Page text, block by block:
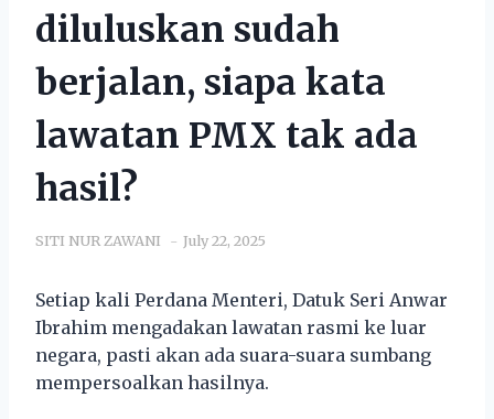
diluluskan sudah
berjalan, siapa kata
lawatan PMX tak ada
hasil?
SITI NUR ZAWANI July 22, 2025
Setiap kali Perdana Menteri, Datuk Seri Anwar
Ibrahim mengadakan lawatan rasmi ke luar
negara, pasti akan ada suara-suara sumbang
mempersoalkan hasilnya.